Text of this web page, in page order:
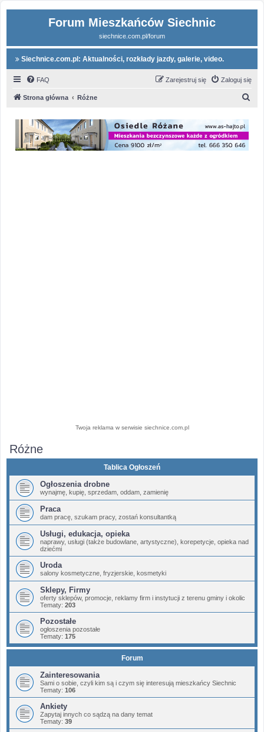
Forum Mieszkańców Siechnic
siechnice.com.pl/forum
Siechnice.com.pl: Aktualności, rozkłady jazdy, galerie, video.
FAQ Zaloguj się
Zarejestruj się
Strona główna Różne
Twoja reklama w serwisie siechnice.com.pl
Różne
Tablica Ogłoszeń
Ogłoszenia drobne
wynajmę, kupię, sprzedam, oddam, zamienię
Praca
dam pracę, szukam pracy, zostań konsultantką
Usługi, edukacja, opieka
naprawy, usługi (także budowlane, artystyczne), korepetycje, opieka nad
dziećmi
Uroda
salony kosmetyczne, fryzjerskie, kosmetyki
Sklepy, Firmy
oferty sklepów, promocje, reklamy firm i instytucji z terenu gminy i okolic
Tematy: 203
Pozostałe
ogłoszenia pozostałe
Tematy: 175
Forum
Zainteresowania
Sami o sobie, czyli kim są i czym się interesują mieszkańcy Siechnic
Tematy: 106
Ankiety
Zapytaj innych co sądzą na dany temat
Tematy: 39